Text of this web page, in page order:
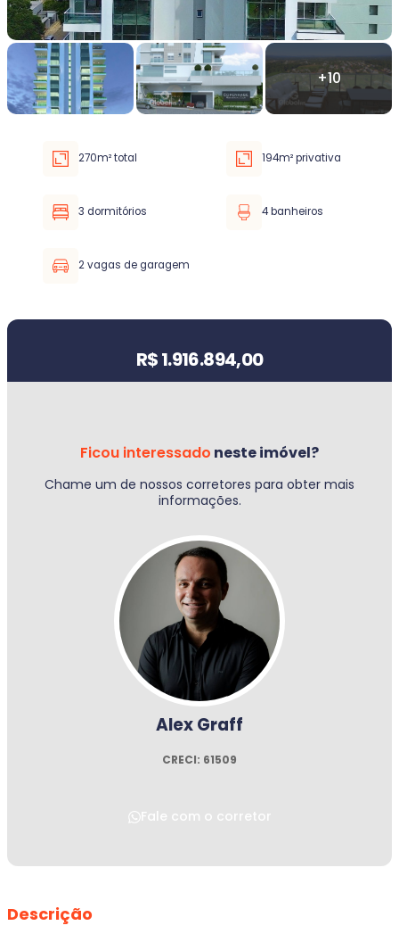
Faixa de valor
30.000,00até5.000.000,00 ou +
270m² total 194m² privativa
3 dormitórios 4 banheiros
2 vagas de garagem
R$ 1.916.894,00
Ficou interessado neste imóvel?
Chame um de nossos corretores para obter mais
informações.
Alex Graff
CRECI: 61509
Fale com o corretor
Descrição